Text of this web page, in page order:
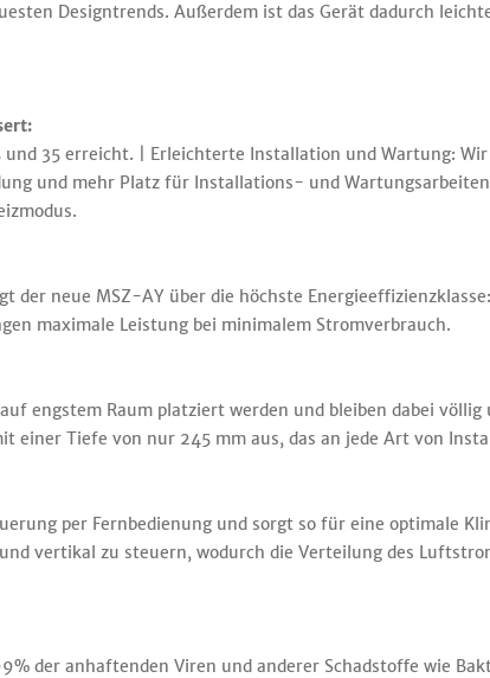
Designtrends. Außerdem ist das Gerät dadurch
und 35 erreicht. | Erleichterte Installation und Wartung:
und mehr Platz für Installations- und
neue MSZ-AY über die höchste Energieeffizienzklasse:
maximale Leistung bei minimalem Stromverbrauch.
engstem Raum platziert werden und bleiben dabei
einer Tiefe von nur 245 mm aus, das an jede Art von
per Fernbedienung und sorgt so für eine optimale
vertikal zu steuern, wodurch die Verteilung des
der anhaftenden Viren und anderer Schadstoffe wie